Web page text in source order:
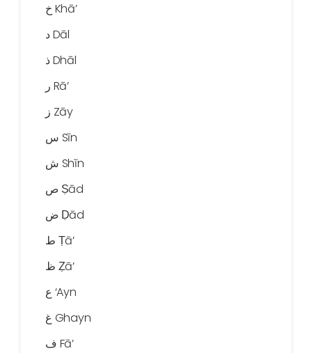
خ Khā’
د Dāl
ذ Dhāl
ر Rā’
ز Zāy
س Sīn
ش Shīn
ص Ṣād
ض Ḍād
ط Ṭā’
ظ Ẓā’
ع ‘Ayn
غ Ghayn
ف Fā’